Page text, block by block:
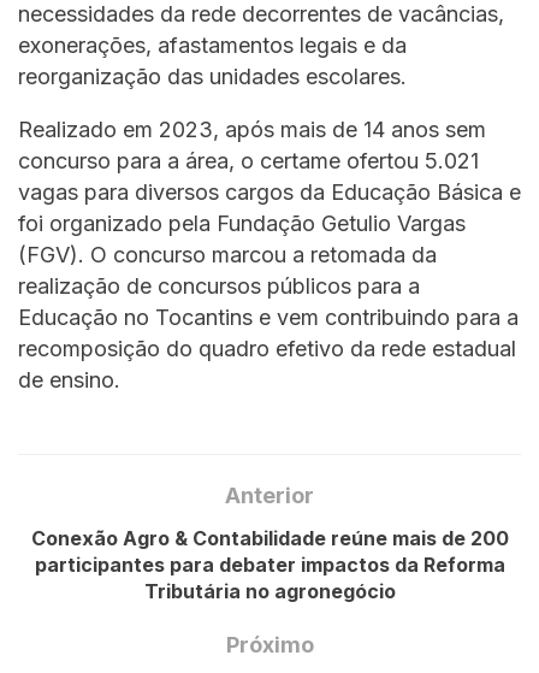
necessidades da rede decorrentes de vacâncias,
exonerações, afastamentos legais e da
reorganização das unidades escolares.
Realizado em 2023, após mais de 14 anos sem
concurso para a área, o certame ofertou 5.021
vagas para diversos cargos da Educação Básica e
foi organizado pela Fundação Getulio Vargas
(FGV). O concurso marcou a retomada da
realização de concursos públicos para a
Educação no Tocantins e vem contribuindo para a
recomposição do quadro efetivo da rede estadual
de ensino.
Anterior
Conexão Agro & Contabilidade reúne mais de 200
participantes para debater impactos da Reforma
Tributária no agronegócio
Próximo